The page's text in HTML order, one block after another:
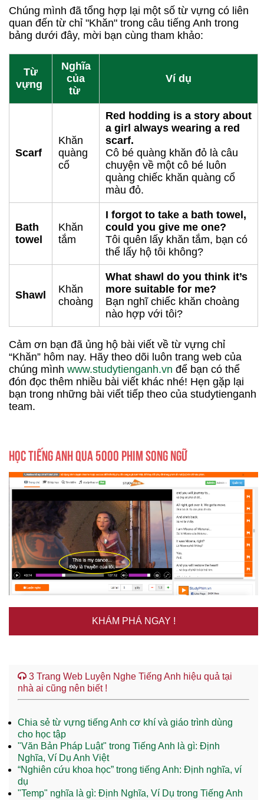
Chúng mình đã tổng hợp lại một số từ vựng có liên
quan đến từ chỉ "Khăn" trong câu tiếng Anh trong
bảng dưới đây, mời bạn cùng tham khảo:
Từ
vựng
Nghĩa
của
từ
Ví dụ
Scarf
Khăn
quàng
cổ
Red hodding is a story about
a girl always wearing a red
scarf.
Cô bé quàng khăn đỏ là câu
chuyện về một cô bé luôn
quàng chiếc khăn quàng cổ
màu đỏ.
Bath
towel
Khăn
tắm
I forgot to take a bath towel,
could you give me one?
Tôi quên lấy khăn tắm, bạn có
thể lấy hộ tôi không?
Shawl
Khăn
choàng
What shawl do you think it’s
more suitable for me?
Bạn nghĩ chiếc khăn choàng
nào hợp với tôi?
Cảm ơn bạn đã ủng hộ bài viết về từ vựng chỉ
“Khăn” hôm nay. Hãy theo dõi luôn trang web của
chúng mình www.studytienganh.vn để bạn có thể
đón đọc thêm nhiều bài viết khác nhé! Hẹn gặp lại
bạn trong những bài viết tiếp theo của studytienganh
team.
HỌC TIẾNG ANH QUA 5000 PHIM SONG NGỮ
KHÁM PHÁ NGAY !
3 Trang Web Luyện Nghe Tiếng Anh hiệu quả tại
nhà ai cũng nên biết !
Chia sẻ từ vựng tiếng Anh cơ khí và giáo trình dùng
cho học tập
"Văn Bản Pháp Luật" trong Tiếng Anh là gì: Định
Nghĩa, Ví Dụ Anh Việt
“Nghiên cứu khoa học” trong tiếng Anh: Định nghĩa, ví
dụ
"Temp" nghĩa là gì: Định Nghĩa, Ví Dụ trong Tiếng Anh